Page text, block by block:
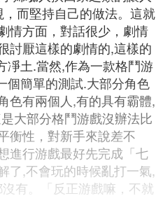
而堅持自己的做法。這就
情方面，對話很少，劇情
討厭這樣的劇情的,這樣的
凈土.當然,作為一款格鬥游
個簡單的測試.大部分角色
色有兩個人,有的具有霸體,
大部分格鬥游戲沒辦法比
衡性，對新手來說差不
進行游戲最好先完成「七
了,不會玩的時候亂打一氣,
有。「反正游戲嘛，不就